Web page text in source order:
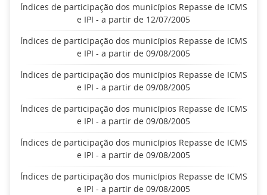
Índices de participação dos municípios Repasse de ICMS
e IPI - a partir de 12/07/2005
Índices de participação dos municípios Repasse de ICMS
e IPI - a partir de 09/08/2005
Índices de participação dos municípios Repasse de ICMS
e IPI - a partir de 09/08/2005
Índices de participação dos municípios Repasse de ICMS
e IPI - a partir de 09/08/2005
Índices de participação dos municípios Repasse de ICMS
e IPI - a partir de 09/08/2005
Índices de participação dos municípios Repasse de ICMS
e IPI - a partir de 09/08/2005